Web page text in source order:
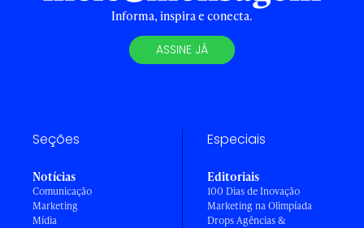
Informa, inspira e conecta.
ASSINE JÁ
Seções
Notícias
Comunicação
Marketing
Mídia
Especiais
Editoriais
100 Dias de Inovação
Marketing na Olimpíada
Drops Agências &